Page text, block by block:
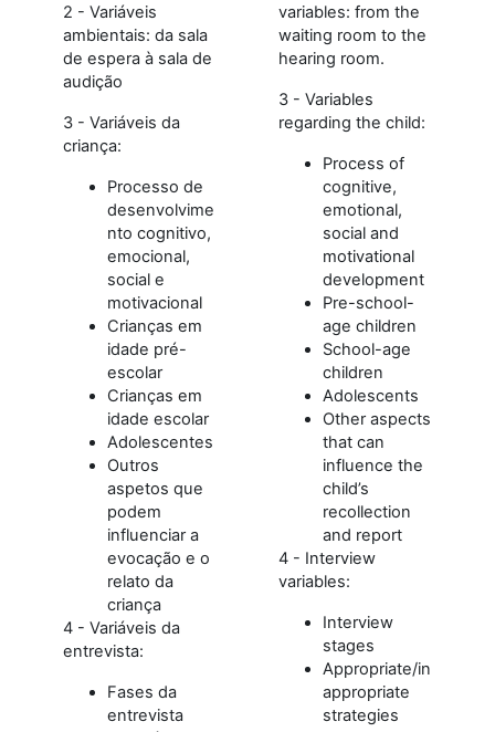
2 - Variáveis
ambientais: da sala
de espera à sala de
audição
3 - Variáveis da
criança:
Processo de
desenvolvime
nto cognitivo,
emocional,
social e
motivacional
Crianças em
idade pré-
escolar
Crianças em
idade escolar
Adolescentes
Outros
aspetos que
podem
influenciar a
evocação e o
relato da
criança
4 - Variáveis da
entrevista:
Fases da
entrevista
variables: from the
waiting room to the
hearing room.
3 - Variables
regarding the child:
Process of
cognitive,
emotional,
social and
motivational
development
Pre-school-
age children
School-age
children
Adolescents
Other aspects
that can
influence the
child’s
recollection
and report
4 - Interview
variables:
Interview
stages
Appropriate/in
appropriate
strategies